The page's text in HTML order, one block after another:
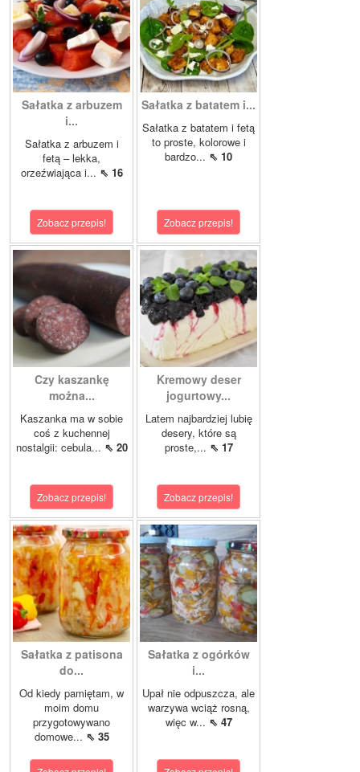
Sałatka z arbuzem
i...
Sałatka z arbuzem i
fetą – lekka,
orzeźwiająca i... ⇖ 16
Zobacz przepis!
Sałatka z batatem i...
Sałatka z batatem i fetą
to proste, kolorowe i
bardzo... ⇖ 10
Zobacz przepis!
Czy kaszankę
można...
Kaszanka ma w sobie
coś z kuchennej
nostalgii: cebula... ⇖ 20
Zobacz przepis!
Kremowy deser
jogurtowy...
Latem najbardziej lubię
desery, które są
proste,... ⇖ 17
Zobacz przepis!
Sałatka z patisona
do...
Od kiedy pamiętam, w
moim domu
przygotowywano
domowe... ⇖ 35
Sałatka z ogórków
i...
Upał nie odpuszcza, ale
warzywa wciąż rosną,
więc w... ⇖ 47